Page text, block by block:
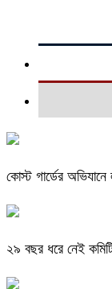
কোস্ট গার্ডের
২৯ বছর ধরে নেই